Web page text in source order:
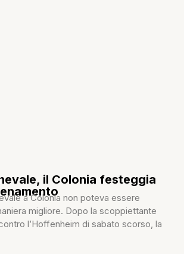
il Colonia festeggia
a Colonia non poteva essere
migliore. Dopo la scoppiettante
l’Hoffenheim di sabato scorso, la